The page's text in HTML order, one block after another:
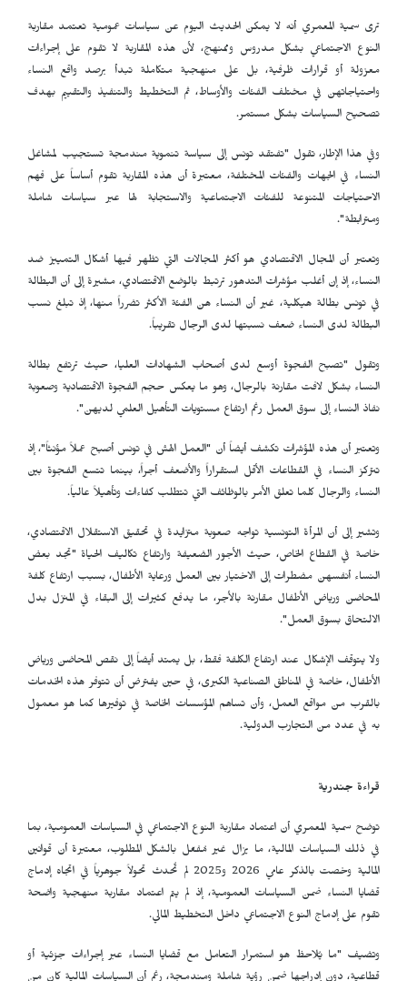
ترى سمية المعمري أنه لا يمكن الحديث اليوم عن سياسات عمومية تعتمد مقاربة
النوع الاجتماعي بشكل مدروس وممنهج، لأن هذه المقاربة لا تقوم على إجراءات
معزولة أو قرارات ظرفية، بل على منهجية متكاملة تبدأ برصد واقع النساء
واحتياجاتهن في مختلف الفئات والأوساط، ثم التخطيط والتنفيذ والتقييم بهدف
تصحيح السياسات بشكل مستمر.
وفي هذا الإطار، تقول "تفتقد تونس إلى سياسة تنموية مندمجة تستجيب لمشاغل
النساء في الجهات والفئات المختلفة، معتبرة أن هذه المقاربة تقوم أساساً على فهم
الاحتياجات المتنوعة للفئات الاجتماعية والاستجابة لها عبر سياسات شاملة
ومترابطة".
وتعتبر أن المجال الاقتصادي هو أكثر المجالات التي تظهر فيها أشكال التمييز ضد
النساء، إذ إن أغلب مؤشرات التدهور ترتبط بالوضع الاقتصادي، مشيرة إلى أن البطالة
في تونس بطالة هيكلية، غير أن النساء هن الفئة الأكثر تضرراً منها، إذ تبلغ نسب
البطالة لدى النساء ضعف نسبتها لدى الرجال تقريباً.
وتقول "تصبح الفجوة أوسع لدى أصحاب الشهادات العليا، حيث ترتفع بطالة
النساء بشكل لافت مقارنة بالرجال، وهو ما يعكس حجم الفجوة الاقتصادية وصعوبة
نفاذ النساء إلى سوق العمل رغم ارتفاع مستويات التأهيل العلمي لديهن".
وتعتبر أن هذه المؤشرات تكشف أيضاً أن "العمل الهش في تونس أصبح عملاً مؤنثاً"، إذ
تتركز النساء في القطاعات الأقل استقراراً والأضعف أجراً، بينما تتسع الفجوة بين
النساء والرجال كلما تعلق الأمر بالوظائف التي تتطلب كفاءات وتأهيلاً عالياً.
وتشير إلى أن المرأة التونسية تواجه صعوبة متزايدة في تحقيق الاستقلال الاقتصادي،
خاصة في القطاع الخاص، حيث الأجور الضعيفة وارتفاع تكاليف الحياة "تجد بعض
النساء أنفسهن مضطرات إلى الاختيار بين العمل ورعاية الأطفال، بسبب ارتفاع كلفة
المحاضن ورياض الأطفال مقارنة بالأجر، ما يدفع كثيرات إلى البقاء في المنزل بدل
الالتحاق بسوق العمل".
ولا يتوقف الإشكال عند ارتفاع الكلفة فقط، بل يمتد أيضاً إلى نقص المحاضن ورياض
الأطفال، خاصة في المناطق الصناعية الكبرى، في حين يفترض أن تتوفر هذه الخدمات
بالقرب من مواقع العمل، وأن تساهم المؤسسات الخاصة في توفيرها كما هو معمول
به في عدد من التجارب الدولية.
قراءة جندرية
توضح سمية المعمري أن اعتماد مقاربة النوع الاجتماعي في السياسات العمومية، بما
في ذلك السياسات المالية، ما يزال غير مُفعّل بالشكل المطلوب، معتبرة أن قوانين
المالية وخصت بالذكر عامي 2026 و2025 لم تُحدث تحولاً جوهرياً في اتجاه إدماج
قضايا النساء ضمن السياسات العمومية، إذ لم يتم اعتماد مقاربة منهجية واضحة
تقوم على إدماج النوع الاجتماعي داخل التخطيط المالي.
وتضيف "ما يُلاحظ هو استمرار التعامل مع قضايا النساء عبر إجراءات جزئية أو